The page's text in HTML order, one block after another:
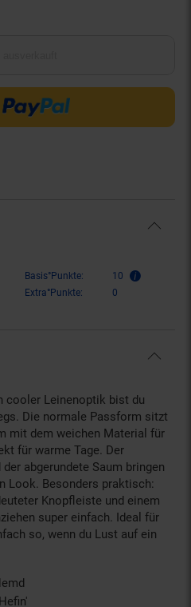
Basis°Punkte:
10
Extra°Punkte:
0
cooler Leinenoptik bist du
Die normale Passform sitzt
mit dem weichen Material für
für warme Tage. Der
abgerundete Saum bringen
Look. Besonders praktisch:
Knopfleiste und einem
super einfach. Ideal für
so, wenn du Lust auf ein